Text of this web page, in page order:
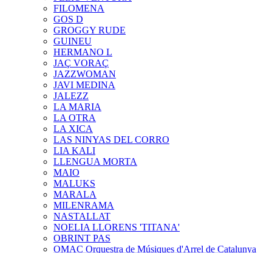
FILOMENA
GOS D
GROGGY RUDE
GUINEU
HERMANO L
JAÇ VORAÇ
JAZZWOMAN
JAVI MEDINA
JALEZZ
LA MARIA
LA OTRA
LA XICA
LAS NINYAS DEL CORRO
LIA KALI
LLENGUA MORTA
MAIO
MALUKS
MARALA
MILENRAMA
NASTALLAT
NOELIA LLORENS 'TITANA'
OBRINT PAS
OMAC Orquestra de Músiques d'Arrel de Catalunya